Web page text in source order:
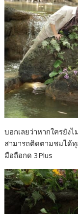
บอกเลยว่าหากใครยัง
สามารถติดตามชมได้
มือถือกด 3Plus